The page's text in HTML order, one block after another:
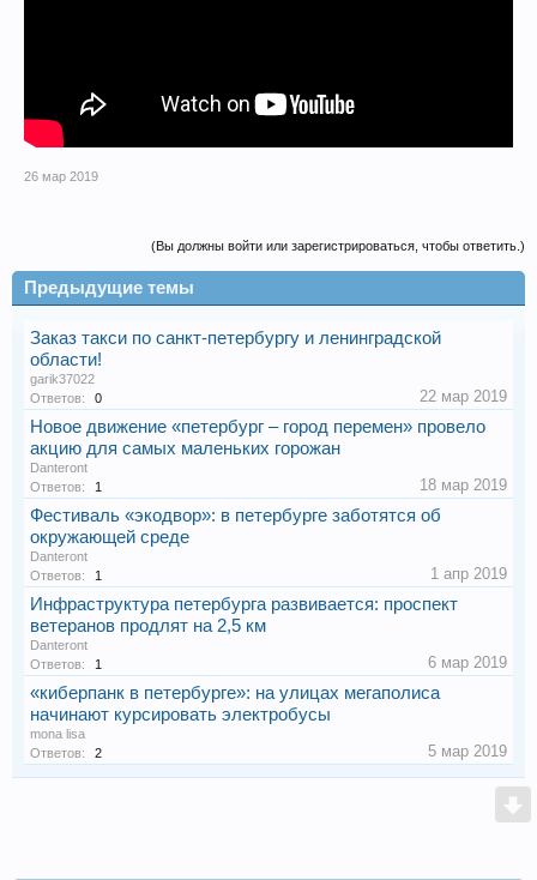
26 мар 2019
(Вы должны войти или зарегистрироваться, чтобы ответить.)
Предыдущие темы
Заказ такси по санкт-петербургу и ленинградской
области!
garik37022
Ответов:
0 22 мар 2019
Новое движение «петербург – город перемен» провело
акцию для самых маленьких горожан
Danteront
Ответов:
1 18 мар 2019
Фестиваль «экодвор»: в петербурге заботятся об
окружающей среде
Danteront
Ответов:
1 1 апр 2019
Инфраструктура петербурга развивается: проспект
ветеранов продлят на 2,5 км
Danteront
Ответов:
1 6 мар 2019
«киберпанк в петербурге»: на улицах мегаполиса
начинают курсировать электробусы
mona lisa
Ответов:
2 5 мар 2019